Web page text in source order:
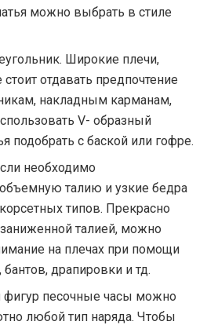
можно выбрать в стиле
Широкие плечи,
отдавать предпочтение
накладным карманам,
V- образный
подобрать с баской или гофре.
необходимо
талию и узкие бедра
типов. Прекрасно
талией, можно
на плечах при помощи
драпировки и тд.
фигур песочные часы можно
любой тип наряда. Чтобы